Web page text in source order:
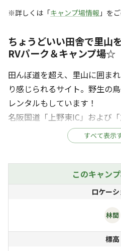
※詳しくは「キャンプ場情報 」を
ちょうどいい田舎で里山
RVパーク＆キャンプ場☆
田んぼ道を超え、里山に囲ま
り感じられるサイト。野生の
レンタルもしています！
名阪国道「上野東IC」および
近くにイオンタウンやコンビ
も便利な好立地♪三重県上野
仮設トイレは男女別で、2022
ワーもあります。近くの温泉
一日数組限定なので、のびの
ファミリーはもちろん、自然
すべて表示
このキャン
ロケー
林間
標高